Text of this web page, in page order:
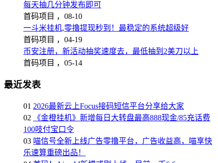
每天抽几分钟发布即可
首码项目 ， 08-10
一斗米挂机,零撸提现秒到！最稳定的系统超级好
首码项目 ， 04-19
币安注册，新活动抽奖速度去，最低抽到2美刀以上
首码项目 ， 05-14
最近发表
01 2026最新云上Focus接码短信平台分享给大家
02
《金橙挂机》新增每日大转盘最高888现金/85充话费
100吱付宝口令
03 喵信号全新上线广告零撸平台，广告收益高，喵享快
乐速算重磅出品！